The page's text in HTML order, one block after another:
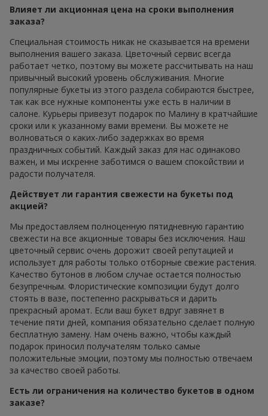
Влияет ли акционная цена на сроки выполнения
заказа?
Специальная стоимость никак не сказывается на времени
выполнения вашего заказа. Цветочный сервис всегда
работает четко, поэтому вы можете рассчитывать на наш
привычный высокий уровень обслуживания. Многие
популярные букеты из этого раздела собираются быстрее,
так как все нужные компоненты уже есть в наличии в
салоне. Курьеры привезут подарок по Малину в кратчайшие
сроки или к указанному вами времени. Вы можете не
волноваться о каких-либо задержках во время
праздничных событий. Каждый заказ для нас одинаково
важен, и мы искренне заботимся о вашем спокойствии и
радости получателя.
Действует ли гарантия свежести на букеты под
акцией?
Мы предоставляем полноценную пятидневную гарантию
свежести на все акционные товары без исключения. Наш
цветочный сервис очень дорожит своей репутацией и
использует для работы только отборные свежие растения.
Качество бутонов в любом случае остается полностью
безупречным. Флористические композиции будут долго
стоять в вазе, постепенно раскрываться и дарить
прекрасный аромат. Если ваш букет вдруг завянет в
течение пяти дней, компания обязательно сделает полную
бесплатную замену. Нам очень важно, чтобы каждый
подарок приносил получателям только самые
положительные эмоции, поэтому мы полностью отвечаем
за качество своей работы.
Есть ли ограничения на количество букетов в одном
заказе?